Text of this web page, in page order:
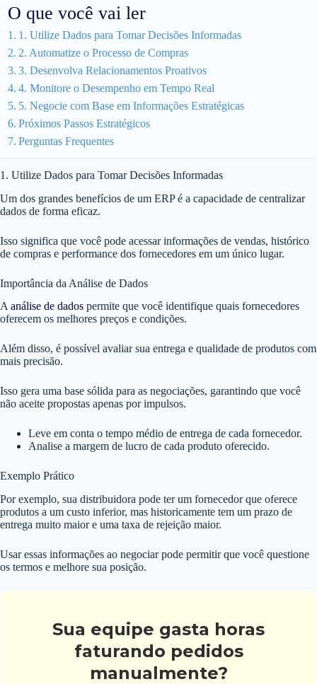
O que você vai ler
1. Utilize Dados para Tomar Decisões Informadas
2. Automatize o Processo de Compras
3. Desenvolva Relacionamentos Proativos
4. Monitore o Desempenho em Tempo Real
5. Negocie com Base em Informações Estratégicas
Próximos Passos Estratégicos
Perguntas Frequentes
1. Utilize Dados para Tomar Decisões Informadas
Um dos grandes benefícios de um ERP é a capacidade de centralizar
dados de forma eficaz.
Isso significa que você pode acessar informações de vendas, histórico
de compras e performance dos fornecedores em um único lugar.
Importância da Análise de Dados
A análise de dados permite que você identifique quais fornecedores
oferecem os melhores preços e condições.
Além disso, é possível avaliar sua entrega e qualidade de produtos com
mais precisão.
Isso gera uma base sólida para as negociações, garantindo que você
não aceite propostas apenas por impulsos.
Leve em conta o tempo médio de entrega de cada fornecedor.
Analise a margem de lucro de cada produto oferecido.
Exemplo Prático
Por exemplo, sua distribuidora pode ter um fornecedor que oferece
produtos a um custo inferior, mas historicamente tem um prazo de
entrega muito maior e uma taxa de rejeição maior.
Usar essas informações ao negociar pode permitir que você questione
os termos e melhore sua posição.
Sua equipe gasta horas
faturando pedidos
manualmente?